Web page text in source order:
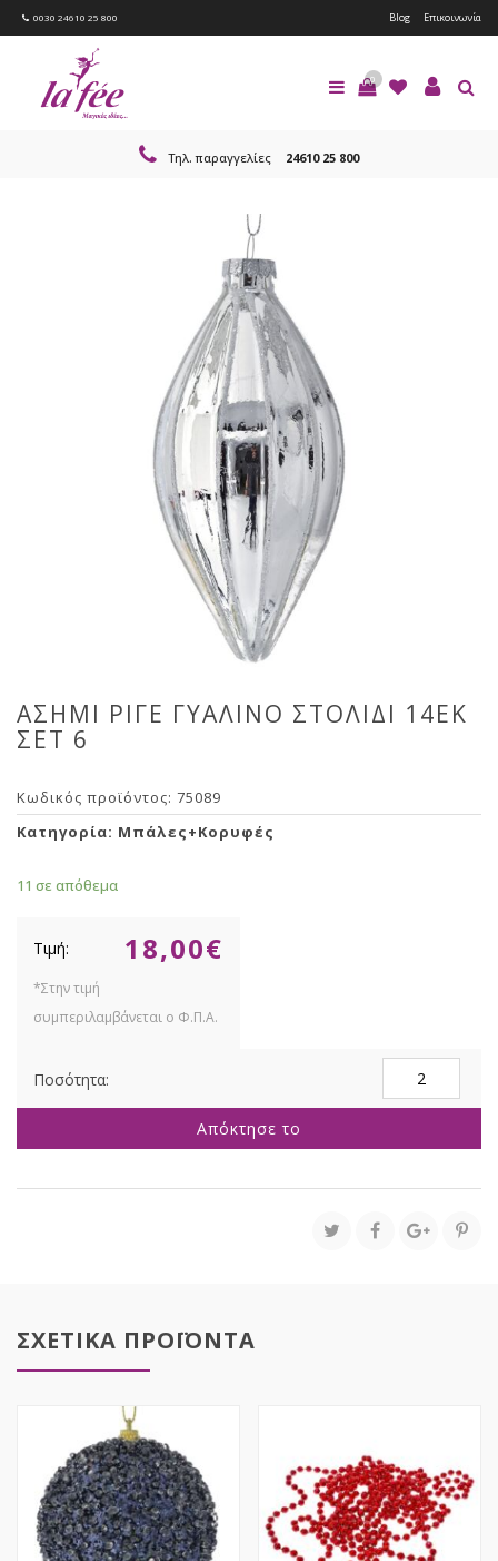
0030 24610 25 800 Blog Επικοινωνία
0
Τηλ. παραγγελίες 24610 25 800
ΑΣΗΜΙ ΡΙΓΕ ΓΥΑΛΙΝΟ ΣΤΟΛΙΔΙ 14ΕΚ
ΣΕΤ 6
Κωδικός προϊόντος: 75089
Κατηγορία: Μπάλες+Κορυφές
11 σε απόθεμα
18,00€
ΓΥΑΛΙΝΟ
14ΕΚ
ποσότητα
Απόκτησε το
ΣΧΕΤΙΚΑ ΠΡΟΪΟΝΤΑ